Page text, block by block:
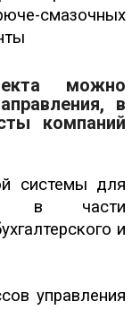
смазочных
можно
в
компаний
системы для
в части
и
управления